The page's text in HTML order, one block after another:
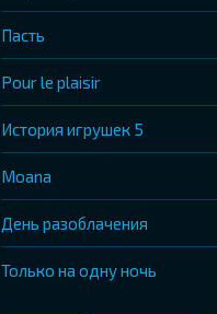
Пасть
Pour le plaisir
История игрушек 5
Moana
День разоблачения
Только на одну ночь